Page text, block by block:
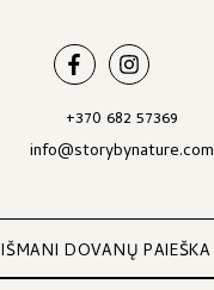
+370 682 57369
info@storybynature.com
IŠMANI DOVANŲ PAIEŠKA